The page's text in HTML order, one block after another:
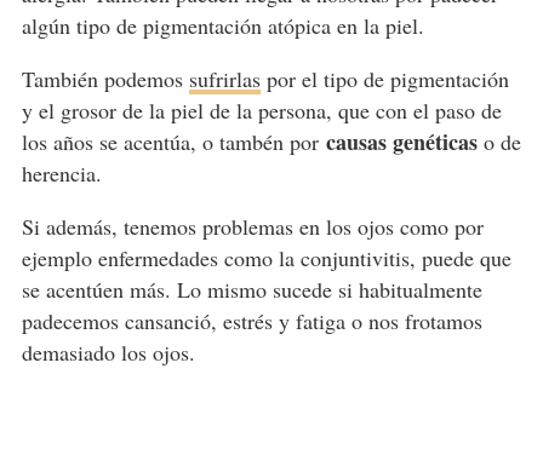
algún tipo de pigmentación atópica en la piel.
También podemos sufrirlaspor el tipo de pigmentación
y el grosor de la piel de la persona, que con el paso de
los años se acentúa, o tambén por causas genéticaso de
herencia.
Si además, tenemos problemas en los ojos como por
ejemplo enfermedades como la conjuntivitis, puede que
se acentúen más. Lo mismo sucede si habitualmente
padecemos cansanció, estrés y fatiga o nos frotamos
demasiado los ojos.